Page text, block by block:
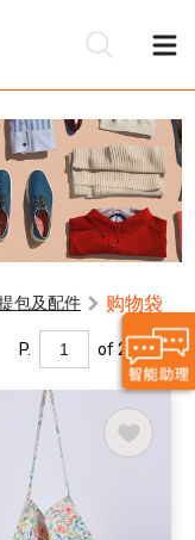
包及配件 购物袋
P. of 2